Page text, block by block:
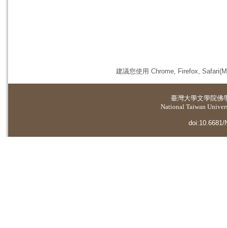
建議您使用 Chrome, Firefox,
臺灣大學文學院佛
National Taiwan
doi:10.6681/